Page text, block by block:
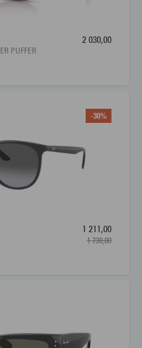
PUFFER
2 030,00
-30%
1 211,00
1 730,00